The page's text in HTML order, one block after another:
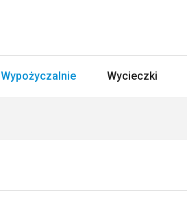
Wypożyczalnie Wycieczki